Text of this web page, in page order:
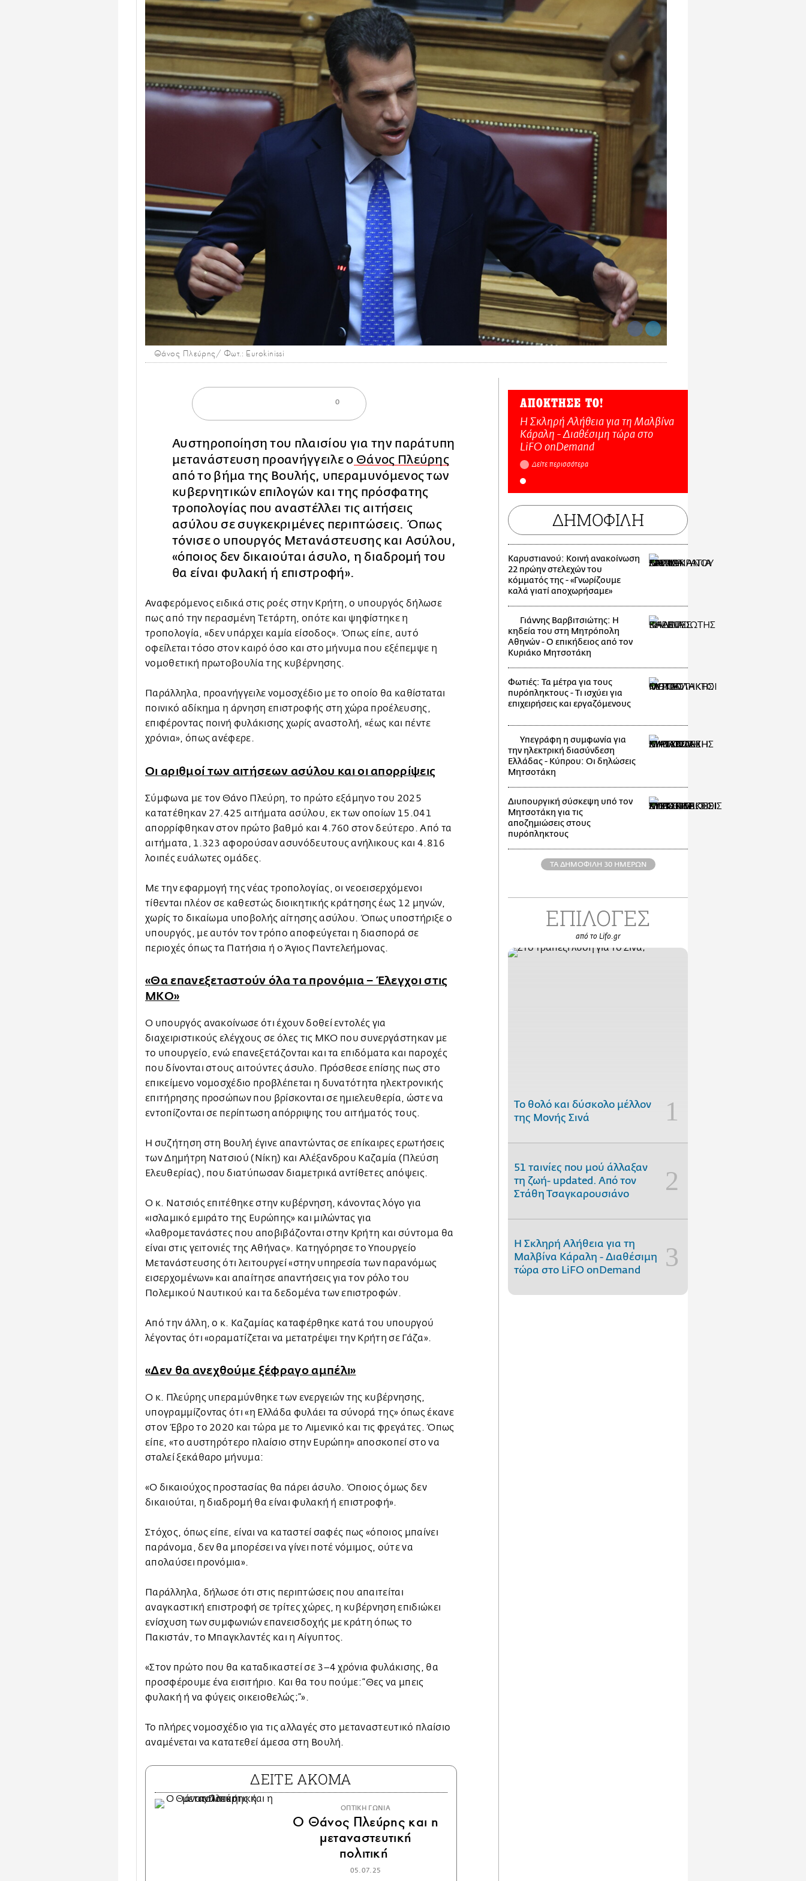
Θάνος Πλεύρης/ Φωτ.: Eurokinissi
0
Αυστηροποίηση του πλαισίου για την παράτυπη
μετανάστευση προανήγγειλε ο Θάνος Πλεύρης
από το βήμα της Βουλής, υπεραμυνόμενος των
κυβερνητικών επιλογών και της πρόσφατης
τροπολογίας που αναστέλλει τις αιτήσεις
ασύλου σε συγκεκριμένες περιπτώσεις. Όπως
τόνισε ο υπουργός Μετανάστευσης και Ασύλου,
«όποιος δεν δικαιούται άσυλο, η διαδρομή του
θα είναι φυλακή ή επιστροφή».
Αναφερόμενος ειδικά στις ροές στην Κρήτη, ο υπουργός δήλωσε
πως από την περασμένη Τετάρτη, οπότε και ψηφίστηκε η
τροπολογία, «δεν υπάρχει καμία είσοδος». Όπως είπε, αυτό
οφείλεται τόσο στον καιρό όσο και στο μήνυμα που εξέπεμψε η
νομοθετική πρωτοβουλία της κυβέρνησης.
Παράλληλα, προανήγγειλε νομοσχέδιο με το οποίο θα καθίσταται
ποινικό αδίκημα η άρνηση επιστροφής στη χώρα προέλευσης,
επιφέροντας ποινή φυλάκισης χωρίς αναστολή, «έως και πέντε
χρόνια», όπως ανέφερε.
Οι αριθμοί των αιτήσεων ασύλου και οι απορρίψεις
Σύμφωνα με τον Θάνο Πλεύρη, το πρώτο εξάμηνο του 2025
κατατέθηκαν 27.425 αιτήματα ασύλου, εκ των οποίων 15.041
απορρίφθηκαν στον πρώτο βαθμό και 4.760 στον δεύτερο. Από τα
αιτήματα, 1.323 αφορούσαν ασυνόδευτους ανήλικους και 4.816
λοιπές ευάλωτες ομάδες.
Με την εφαρμογή της νέας τροπολογίας, οι νεοεισερχόμενοι
τίθενται πλέον σε καθεστώς διοικητικής κράτησης έως 12 μηνών,
χωρίς το δικαίωμα υποβολής αίτησης ασύλου. Όπως υποστήριξε ο
υπουργός, με αυτόν τον τρόπο αποφεύγεται η διασπορά σε
περιοχές όπως τα Πατήσια ή ο Άγιος Παντελεήμονας.
«Θα επανεξεταστούν όλα τα προνόμια – Έλεγχοι στις
ΜΚΟ»
Ο υπουργός ανακοίνωσε ότι έχουν δοθεί εντολές για
διαχειριστικούς ελέγχους σε όλες τις ΜΚΟ που συνεργάστηκαν με
το υπουργείο, ενώ επανεξετάζονται και τα επιδόματα και παροχές
που δίνονται στους αιτούντες άσυλο. Πρόσθεσε επίσης πως στο
επικείμενο νομοσχέδιο προβλέπεται η δυνατότητα ηλεκτρονικής
επιτήρησης προσώπων που βρίσκονται σε ημιελευθερία, ώστε να
εντοπίζονται σε περίπτωση απόρριψης του αιτήματός τους.
Η συζήτηση στη Βουλή έγινε απαντώντας σε επίκαιρες ερωτήσεις
των Δημήτρη Νατσιού (Νίκη) και Αλέξανδρου Καζαμία (Πλεύση
Ελευθερίας), που διατύπωσαν διαμετρικά αντίθετες απόψεις.
Ο κ. Νατσιός επιτέθηκε στην κυβέρνηση, κάνοντας λόγο για
«ισλαμικό εμιράτο της Ευρώπης» και μιλώντας για
«λαθρομετανάστες που αποβιβάζονται στην Κρήτη και σύντομα θα
είναι στις γειτονιές της Αθήνας». Κατηγόρησε το Υπουργείο
Μετανάστευσης ότι λειτουργεί «στην υπηρεσία των παρανόμως
εισερχομένων» και απαίτησε απαντήσεις για τον ρόλο του
Πολεμικού Ναυτικού και τα δεδομένα των επιστροφών.
Από την άλλη, ο κ. Καζαμίας καταφέρθηκε κατά του υπουργού
λέγοντας ότι «οραματίζεται να μετατρέψει την Κρήτη σε Γάζα».
«Δεν θα ανεχθούμε ξέφραγο αμπέλι»
Ο κ. Πλεύρης υπεραμύνθηκε των ενεργειών της κυβέρνησης,
υπογραμμίζοντας ότι «η Ελλάδα φυλάει τα σύνορά της» όπως έκανε
στον Έβρο το 2020 και τώρα με το Λιμενικό και τις φρεγάτες. Όπως
είπε, «το αυστηρότερο πλαίσιο στην Ευρώπη» αποσκοπεί στο να
σταλεί ξεκάθαρο μήνυμα:
«Ο δικαιούχος προστασίας θα πάρει άσυλο. Όποιος όμως δεν
δικαιούται, η διαδρομή θα είναι φυλακή ή επιστροφή».
Στόχος, όπως είπε, είναι να καταστεί σαφές πως «όποιος μπαίνει
παράνομα, δεν θα μπορέσει να γίνει ποτέ νόμιμος, ούτε να
απολαύσει προνόμια».
Παράλληλα, δήλωσε ότι στις περιπτώσεις που απαιτείται
αναγκαστική επιστροφή σε τρίτες χώρες, η κυβέρνηση επιδιώκει
ενίσχυση των συμφωνιών επανεισδοχής με κράτη όπως το
Πακιστάν, το Μπαγκλαντές και η Αίγυπτος.
«Στον πρώτο που θα καταδικαστεί σε 3–4 χρόνια φυλάκισης, θα
προσφέρουμε ένα εισιτήριο. Και θα του πούμε: “Θες να μπεις
φυλακή ή να φύγεις οικειοθελώς;”».
Το πλήρες νομοσχέδιο για τις αλλαγές στο μεταναστευτικό πλαίσιο
αναμένεται να κατατεθεί άμεσα στη Βουλή.
ΔΕΙΤΕ ΑΚΟΜΑ
ΟΠΤΙΚΗ ΓΩΝΙΑ
Ο Θάνος Πλεύρης και η
μεταναστευτική
πολιτική
05.07.25
ΑΠΟΚΤΗΣΕ ΤΟ!
Η Σκληρή Αλήθεια για τη Μαλβίνα
Κάραλη - Διαθέσιμη τώρα στo
LiFO onDemand
Δείτε περισσότερα
ΔΗΜΟΦΙΛΗ
Καρυστιανού: Κοινή ανακοίνωση
22 πρώην στελεχών του
κόμματός της - «Γνωρίζουμε
καλά γιατί αποχωρήσαμε»
Γιάννης Βαρβιτσιώτης: Η
κηδεία του στη Μητρόπολη
Αθηνών - Ο επικήδειος από τον
Κυριάκο Μητσοτάκη
Φωτιές: Τα μέτρα για τους
πυρόπληκτους - Τι ισχύει για
επιχειρήσεις και εργαζόμενους
Υπεγράφη η συμφωνία για
την ηλεκτρική διασύνδεση
Ελλάδας - Κύπρου: Οι δηλώσεις
Μητσοτάκη
Διυπουργική σύσκεψη υπό τον
Μητσοτάκη για τις
αποζημιώσεις στους
πυρόπληκτους
ΤΑ ΔΗΜΟΦΙΛΗ 30 ΗΜΕΡΩΝ
ΕΠΙΛΟΓΕΣ
από το Lifo.gr
Το θολό και δύσκολο μέλλον
της Μονής Σινά
51 ταινίες που μού άλλαξαν
τη ζωή- updated. Aπό τον
Στάθη Τσαγκαρουσιάνο
Η Σκληρή Αλήθεια για τη
Μαλβίνα Κάραλη - Διαθέσιμη
τώρα στo LiFO onDemand